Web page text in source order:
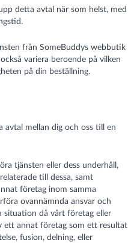
detta avtal när som helst, med
från SomeBuddys webbutik
variera beroende på vilken
på din beställning.
mellan dig och oss till en
tjänsten eller dess underhåll,
till dessa, samt
företag inom samma
ovannämnda ansvar och
situation då vårt företag eller
ett annat företag som ett resultat
fusion, delning, eller